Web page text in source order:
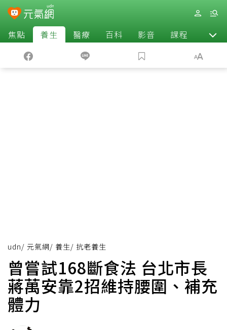
焦點 養生 醫療 百科 影音 課程 退休
udn/ 元氣網/ 養生/ 抗老養生
曾嘗試168斷食法 台北市長
蔣萬安靠2招維持腰圍、補充
體力